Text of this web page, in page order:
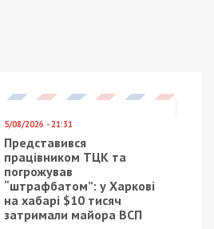
5/08/2026 - 21:31
Представився
працівником ТЦК та
погрожував
“штрафбатом”: у Харкові
на хабарі $10 тисяч
затримали майора ВСП